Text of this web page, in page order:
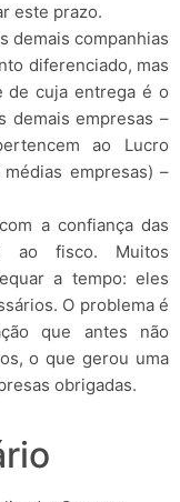
este prazo.
demais companhias
diferenciado, mas
de cuja entrega é o
demais empresas –
ao Lucro
empresas) –
a confiança das
ao fisco. Muitos
a tempo: eles
O problema é
que antes não
o que gerou uma
obrigadas.